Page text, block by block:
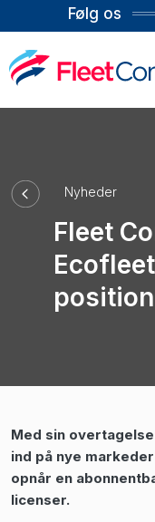
Følg os
Nyheder
Fleet
Med sin
ind på nye
opnår en
licenser.